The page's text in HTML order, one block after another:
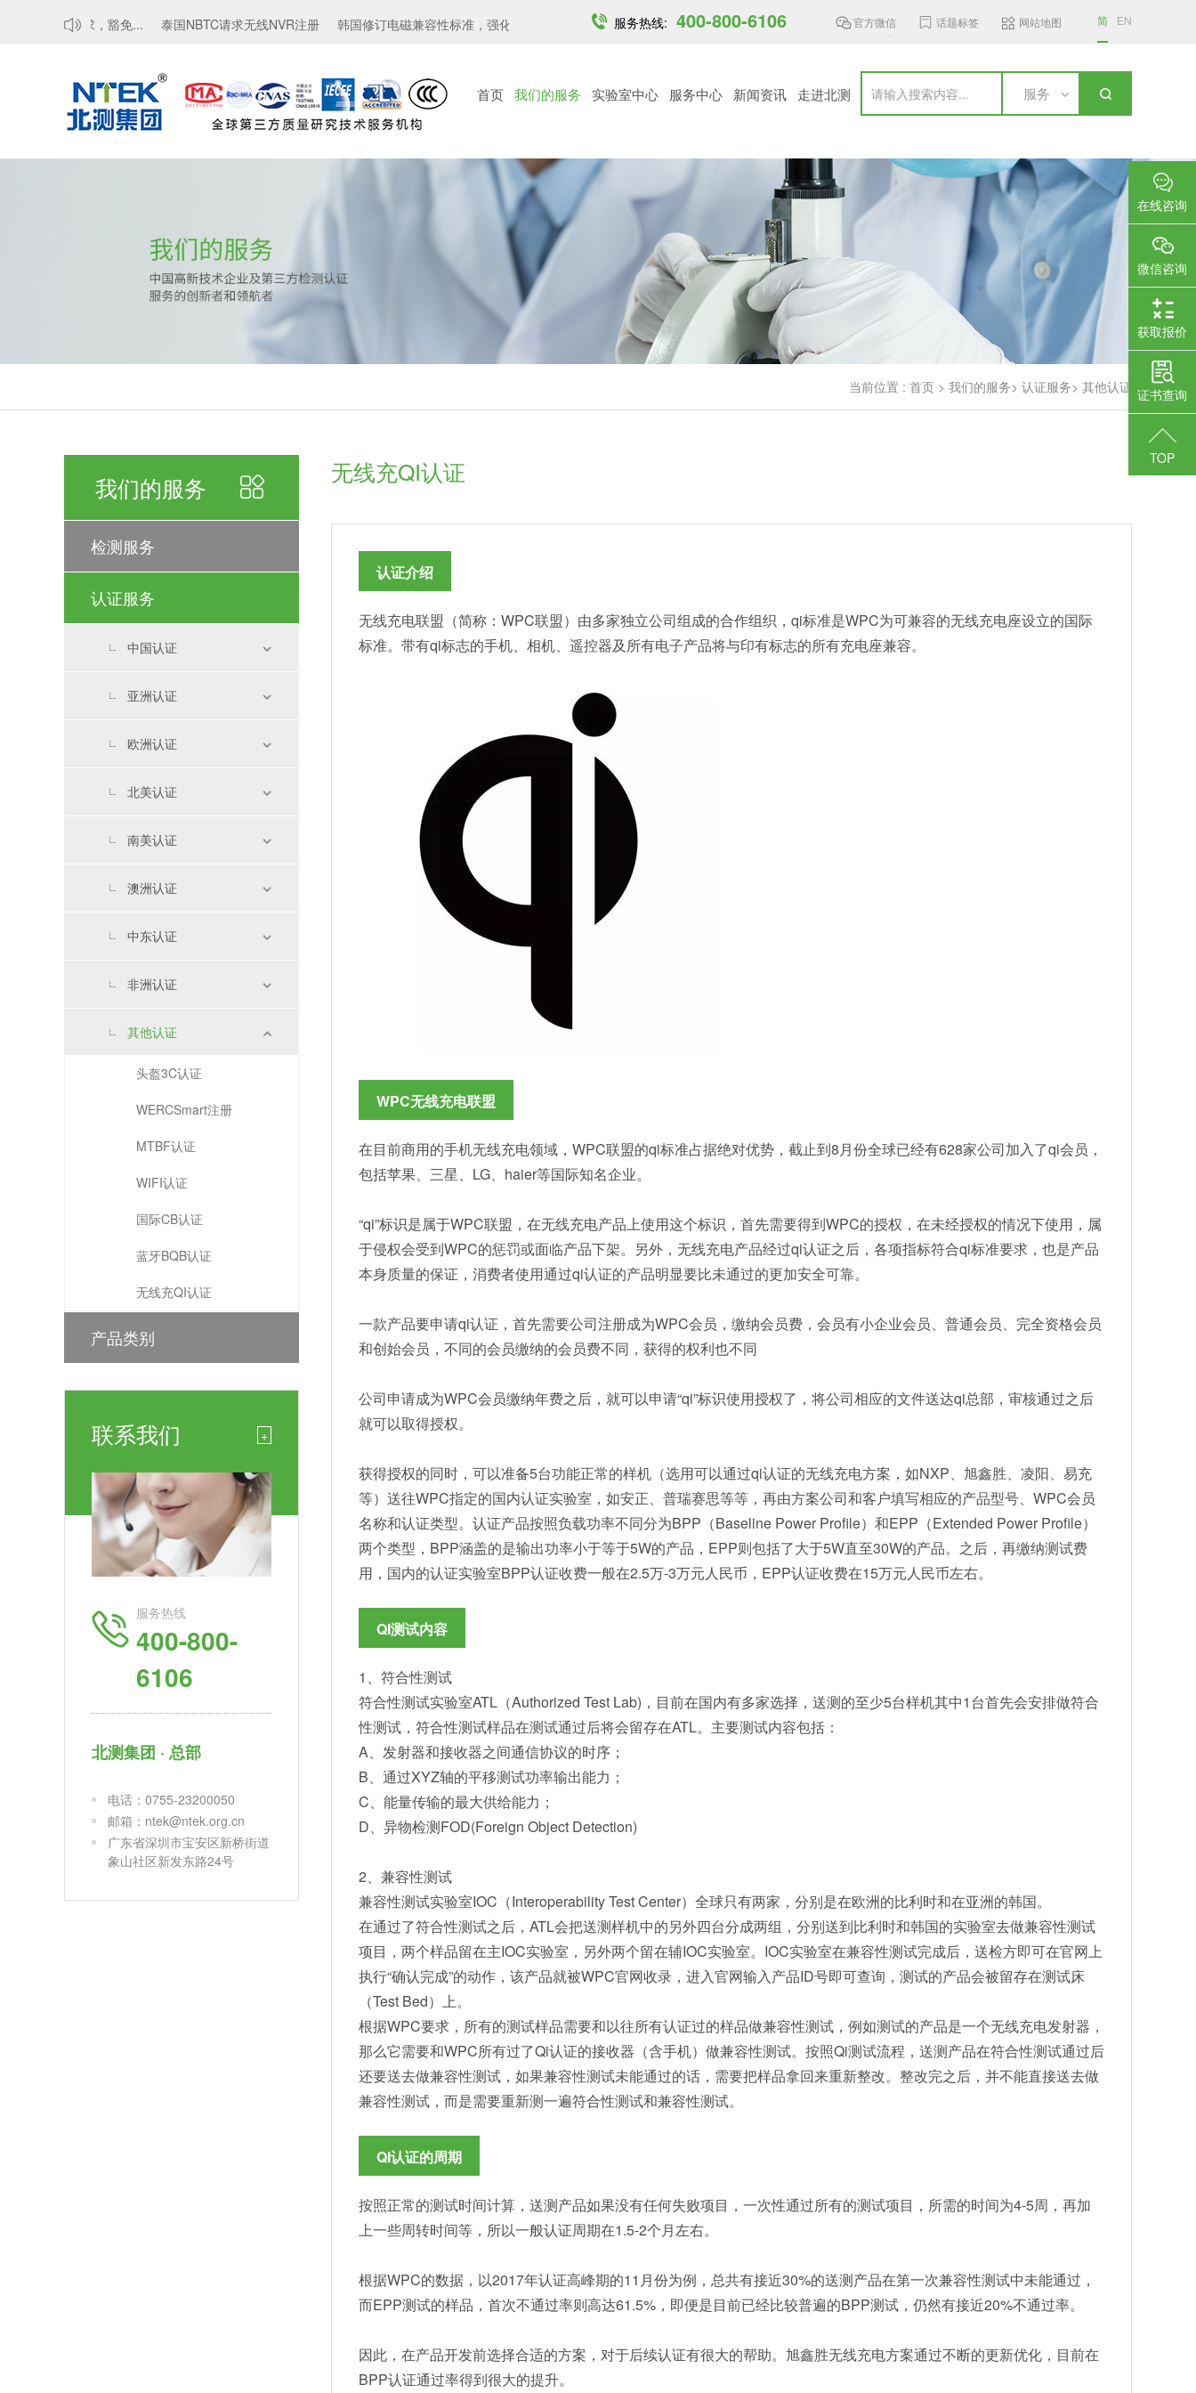
认证要求，豁免... 泰国NBTC请求无线NVR注册 韩国修订电磁兼容性标准，强化关... 印度开放6GHz中低功率免许可频段... 越南MST发布6 GHz频段无线接入设... 加拿大更新无线通信设备标准，新...
服务热线: 400-800-6106 官方微信 话题标签 网站地图 简 EN
服务
首页 我们的服务 实验室中心 服务中心 新闻资讯 走进北测
当前位置 : 首页 > 我们的服务> 认证服务> 其他认证
我们的服务
检测服务
认证服务
中国认证
亚洲认证
欧洲认证
北美认证
南美认证
澳洲认证
中东认证
非洲认证
其他认证
头盔3C认证
WERCSmart注册
MTBF认证
WIFI认证
国际CB认证
蓝牙BQB认证
无线充QI认证
产品类别
联系我们 +
服务热线
400-800-
6106
北测集团 · 总部
电话：0755-23200050
邮箱：ntek@ntek.org.cn
广东省深圳市宝安区新桥街道
象山社区新发东路24号
无线充QI认证
认证介绍
无线充电联盟（简称：WPC联盟）由多家独立公司组成的合作组织，qi标准是WPC为可兼容的无线充电座设立的国际
标准。带有qi标志的手机、相机、遥控器及所有电子产品将与印有标志的所有充电座兼容。
WPC无线充电联盟
在目前商用的手机无线充电领域，WPC联盟的qi标准占据绝对优势，截止到8月份全球已经有628家公司加入了qi会员，
包括苹果、三星、LG、haier等国际知名企业。
“qi”标识是属于WPC联盟，在无线充电产品上使用这个标识，首先需要得到WPC的授权，在未经授权的情况下使用，属
于侵权会受到WPC的惩罚或面临产品下架。另外，无线充电产品经过qi认证之后，各项指标符合qi标准要求，也是产品
本身质量的保证，消费者使用通过qi认证的产品明显要比未通过的更加安全可靠。
一款产品要申请qi认证，首先需要公司注册成为WPC会员，缴纳会员费，会员有小企业会员、普通会员、完全资格会员
和创始会员，不同的会员缴纳的会员费不同，获得的权利也不同
公司申请成为WPC会员缴纳年费之后，就可以申请“qi”标识使用授权了，将公司相应的文件送达qi总部，审核通过之后
就可以取得授权。
获得授权的同时，可以准备5台功能正常的样机（选用可以通过qi认证的无线充电方案，如NXP、旭鑫胜、凌阳、易充
等）送往WPC指定的国内认证实验室，如安正、普瑞赛思等等，再由方案公司和客户填写相应的产品型号、WPC会员
名称和认证类型。认证产品按照负载功率不同分为BPP（Baseline Power Profile）和EPP（Extended Power Profile）
两个类型，BPP涵盖的是输出功率小于等于5W的产品，EPP则包括了大于5W直至30W的产品。之后，再缴纳测试费
用，国内的认证实验室BPP认证收费一般在2.5万-3万元人民币，EPP认证收费在15万元人民币左右。
QI测试内容
1、符合性测试
符合性测试实验室ATL（Authorized Test Lab)，目前在国内有多家选择，送测的至少5台样机其中1台首先会安排做符合
性测试，符合性测试样品在测试通过后将会留存在ATL。主要测试内容包括：
A、发射器和接收器之间通信协议的时序；
B、通过XYZ轴的平移测试功率输出能力；
C、能量传输的最大供给能力；
D、异物检测FOD(Foreign Object Detection)
2、兼容性测试
兼容性测试实验室IOC（Interoperability Test Center）全球只有两家，分别是在欧洲的比利时和在亚洲的韩国。
在通过了符合性测试之后，ATL会把送测样机中的另外四台分成两组，分别送到比利时和韩国的实验室去做兼容性测试
项目，两个样品留在主IOC实验室，另外两个留在辅IOC实验室。IOC实验室在兼容性测试完成后，送检方即可在官网上
执行“确认完成”的动作，该产品就被WPC官网收录，进入官网输入产品ID号即可查询，测试的产品会被留存在测试床
（Test Bed）上。
根据WPC要求，所有的测试样品需要和以往所有认证过的样品做兼容性测试，例如测试的产品是一个无线充电发射器，
那么它需要和WPC所有过了Qi认证的接收器（含手机）做兼容性测试。按照Qi测试流程，送测产品在符合性测试通过后
还要送去做兼容性测试，如果兼容性测试未能通过的话，需要把样品拿回来重新整改。整改完之后，并不能直接送去做
兼容性测试，而是需要重新测一遍符合性测试和兼容性测试。
QI认证的周期
按照正常的测试时间计算，送测产品如果没有任何失败项目，一次性通过所有的测试项目，所需的时间为4-5周，再加
上一些周转时间等，所以一般认证周期在1.5-2个月左右。
根据WPC的数据，以2017年认证高峰期的11月份为例，总共有接近30%的送测产品在第一次兼容性测试中未能通过，
而EPP测试的样品，首次不通过率则高达61.5%，即便是目前已经比较普遍的BPP测试，仍然有接近20%不通过率。
因此，在产品开发前选择合适的方案，对于后续认证有很大的帮助。旭鑫胜无线充电方案通过不断的更新优化，目前在
BPP认证通过率得到很大的提升。
在线咨询
微信咨询
获取报价
证书查询
TOP